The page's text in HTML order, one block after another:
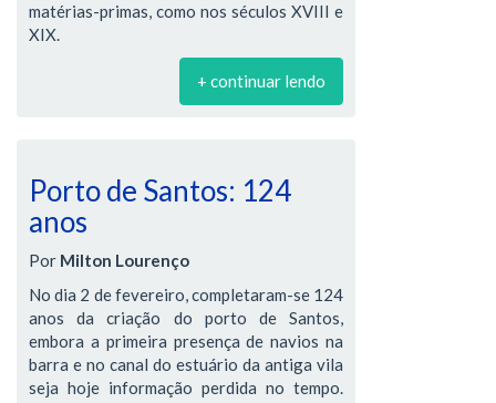
matérias-primas, como nos séculos XVIII e
XIX.
+ continuar lendo
Porto de Santos: 124
anos
Por Milton Lourenço
No dia 2 de fevereiro, completaram-se 124
anos da criação do porto de Santos,
embora a primeira presença de navios na
barra e no canal do estuário da antiga vila
seja hoje informação perdida no tempo.